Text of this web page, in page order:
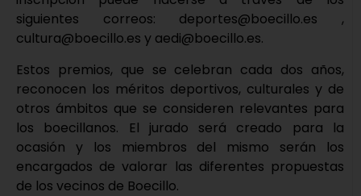
siguientes correos: deportes@boecillo.es ,
cultura@boecillo.es y aedi@boecillo.es.
Estos premios, que se celebran cada dos años,
reconocen los méritos deportivos, culturales y de
otros ámbitos que se consideren relevantes para
los boecillanos. El jurado será creado para la
ocasión y los miembros del mismo serán los
encargados de valorar las diferentes propuestas
de los vecinos de Boecillo.